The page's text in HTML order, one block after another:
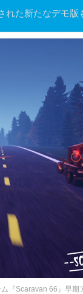
た新たなデモ版
『Scaravan 66』早期